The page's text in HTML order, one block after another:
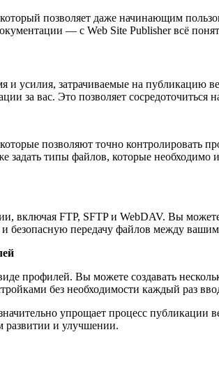
позволяет даже начинающим
— с Web Site Publisher всё
усилия, затрачиваемые на публикацию
за вас. Это позволяет сосредоточиться
позволяют точно контролировать
задать типы файлов, которые
включая FTP, SFTP и WebDAV. Вы
безопасную передачу файлов между
профилей. Вы можете создавать
без необходимости каждый раз
упрощает процесс публикации
развитии и улучшении.